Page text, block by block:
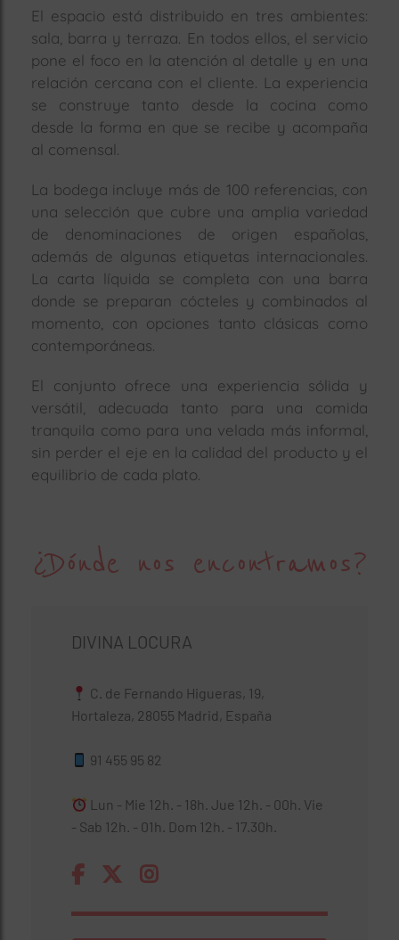
El espacio está distribuido en tres ambientes:
sala, barra y terraza. En todos ellos, el servicio
pone el foco en la atención al detalle y en una
relación cercana con el cliente. La experiencia
se construye tanto desde la cocina como
desde la forma en que se recibe y acompaña
al comensal.
La bodega incluye más de 100 referencias, con
una selección que cubre una amplia variedad
de denominaciones de origen españolas,
además de algunas etiquetas internacionales.
La carta líquida se completa con una barra
donde se preparan cócteles y combinados al
momento, con opciones tanto clásicas como
contemporáneas.
El conjunto ofrece una experiencia sólida y
versátil, adecuada tanto para una comida
tranquila como para una velada más informal,
sin perder el eje en la calidad del producto y el
equilibrio de cada plato.
¿Dónde nos encontramos?
DIVINA LOCURA
C. de Fernando Higueras, 19,
Hortaleza, 28055 Madrid, España
91 455 95 82
Lun - Mie 12h. - 18h. Jue 12h. - 00h. Vie
- Sab 12h. - 01h. Dom 12h. - 17.30h.